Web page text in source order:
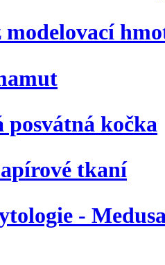
posvátná kočka
tkaní
-